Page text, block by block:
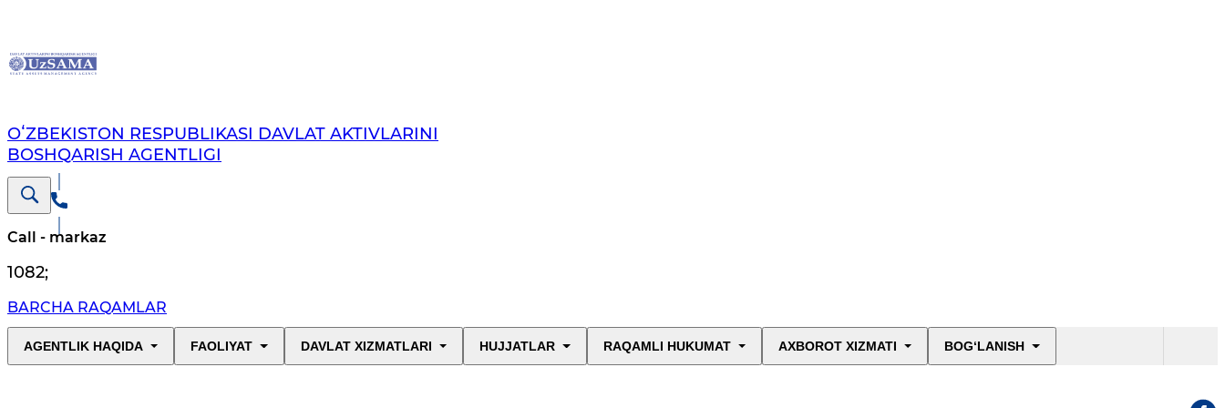
OʻZBEKISTON RESPUBLIKASI DAVLAT AKTIVLARINI
BOSHQARISH AGENTLIGI
Call - markaz
1082;
BARCHA RAQAMLAR
AGENTLIK HAQIDA FAOLIYAT DAVLAT XIZMATLARI HUJJATLAR RAQAMLI HUKUMAT AXBOROT XIZMATI BOG‘LANISH